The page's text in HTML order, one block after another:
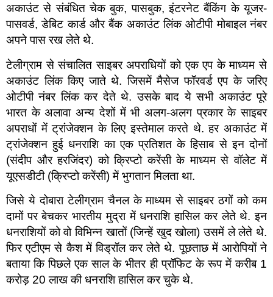
अकाउंट से संबंधित चेक बुक, पासबुक, इंटरनेट बैंकिंग के यूजर-
पासवर्ड, डेबिट कार्ड और बैंक अकाउंट लिंक ओटीपी मोबाइल नंबर
अपने पास रख लेते थे.
टेलीग्राम से संचालित साइबर अपराधियों को एक एप के माध्यम से
अकाउंट लिंक किए जाते थे. जिसमें मैसेज फॉरवर्ड एप के जरिए
ओटीपी नंबर लिंक कर देते थे. उसके बाद ये सभी अकाउंट पूरे
भारत के अलावा अन्य देशों में भी अलग-अलग प्रकार के साइबर
अपराधों में ट्रांजेक्शन के लिए इस्तेमाल करते थे. हर अकाउंट में
ट्रांजेक्शन हुई धनराशि का एक प्रतिशत के हिसाब से इन दोनों
(संदीप और हरजिंदर) को क्रिप्टो करेंसी के माध्यम से वॉलेट में
यूएसडीटी (क्रिप्टो करेंसी) में भुगतान मिलता था.
जिसे ये दोबारा टेलीग्राम चैनल के माध्यम से साइबर ठगों को कम
दामों पर बेचकर भारतीय मुद्रा में धनराशि हासिल कर लेते थे. इन
धनराशियों को वो विभिन्न खातों (जिन्हें खुद खोला) उसमें ले लेते थे.
फिर एटीएम से कैश में विड्रॉल कर लेते थे. पूछताछ में आरोपियों ने
बताया कि पिछले एक साल के भीतर ही प्रॉफिट के रूप में करीब 1
करोड़ 20 लाख की धनराशि हासिल कर चुके थे.